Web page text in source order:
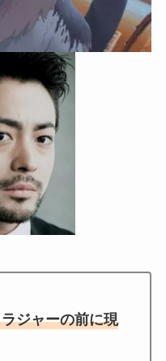
ジャーの前に現